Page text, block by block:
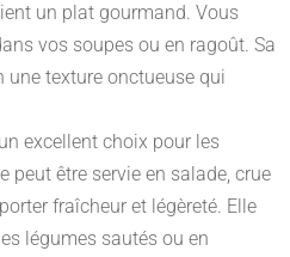
un plat gourmand. Vous
vos soupes ou en ragoût. Sa
une texture onctueuse qui
excellent choix pour les
peut être servie en salade, crue
fraîcheur et légèreté. Elle
légumes sautés ou en